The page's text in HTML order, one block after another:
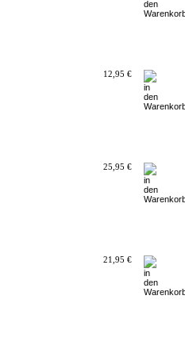
12,95 €
25,95 €
21,95 €